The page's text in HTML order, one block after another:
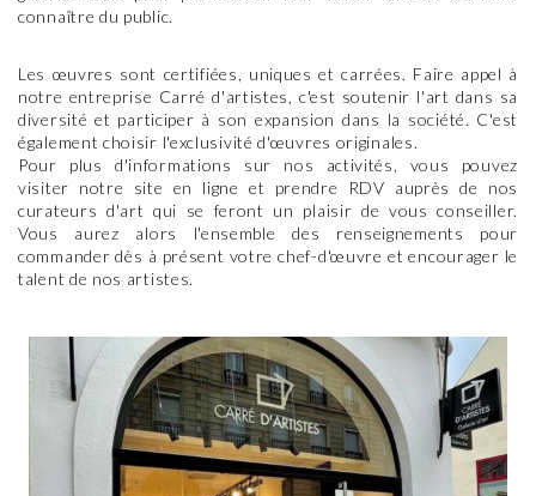
connaître du public.
Les œuvres sont certifiées, uniques et carrées. Faire appel à
notre entreprise Carré d'artistes, c'est soutenir l'art dans sa
diversité et participer à son expansion dans la société. C'est
également choisir l'exclusivité d'œuvres originales.
Pour plus d'informations sur nos activités, vous pouvez
visiter notre site en ligne et prendre RDV auprès de nos
curateurs d'art qui se feront un plaisir de vous conseiller.
Vous aurez alors l'ensemble des renseignements pour
commander dès à présent votre chef-d'œuvre et encourager le
talent de nos artistes.